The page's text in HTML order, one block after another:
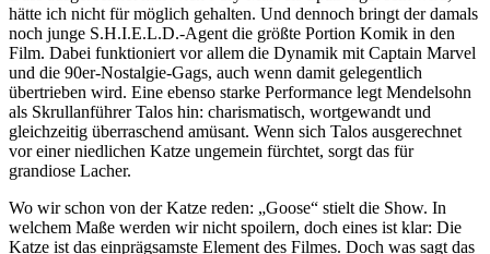
hätte ich nicht für möglich gehalten. Und dennoch bringt der damals
noch junge S.H.I.E.L.D.-Agent die größte Portion Komik in den
Film. Dabei funktioniert vor allem die Dynamik mit Captain Marvel
und die 90er-Nostalgie-Gags, auch wenn damit gelegentlich
übertrieben wird. Eine ebenso starke Performance legt Mendelsohn
als Skrullanführer Talos hin: charismatisch, wortgewandt und
gleichzeitig überraschend amüsant. Wenn sich Talos ausgerechnet
vor einer niedlichen Katze ungemein fürchtet, sorgt das für
grandiose Lacher.
Wo wir schon von der Katze reden: „Goose“ stielt die Show. In
welchem Maße werden wir nicht spoilern, doch eines ist klar: Die
Katze ist das einprägsamste Element des Filmes. Doch was sagt das